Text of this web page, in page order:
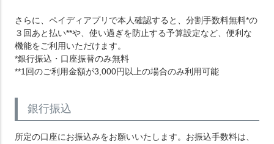
さらに、ペイディアプリで本人確認すると、分割手数料無料*の
３回あと払い**や、使い過ぎを防止する予算設定など、便利な
機能をご利用いただけます。
*銀行振込・口座振替のみ無料
**1回のご利用金額が3,000円以上の場合のみ利用可能
銀行振込
所定の口座にお振込みをお願いいたします。お振込手数料は、